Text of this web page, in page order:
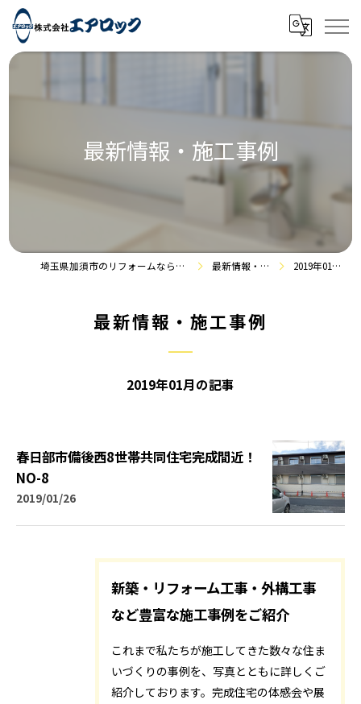
最新情報・施工事例
埼玉県加須市のリフォームなら株式会社エアロック 最新情報・施工事例 2019年01月の記事
最新情報・施工事例
2019年01月の記事
春日部市備後西8世帯共同住宅完成間近！
NO-8
2019/01/26
新築・リフォーム工事・外構工事
など豊富な施工事例をご紹介
これまで私たちが施工してきた数々な住ま
いづくりの事例を、写真とともに詳しくご
紹介しております。完成住宅の体感会や展